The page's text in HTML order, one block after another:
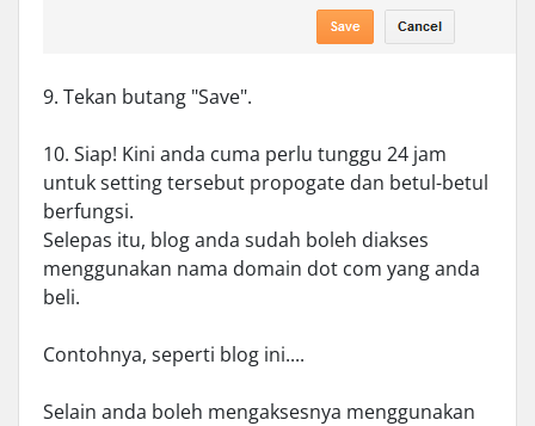
9. Tekan butang "Save".
10. Siap! Kini anda cuma perlu tunggu 24 jam
untuk setting tersebut propogate dan betul-betul
berfungsi.
Selepas itu, blog anda sudah boleh diakses
menggunakan nama domain dot com yang anda
beli.
Contohnya, seperti blog ini....
Selain anda boleh mengaksesnya menggunakan